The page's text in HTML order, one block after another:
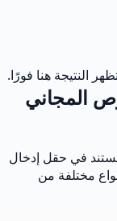
النتيجة هنا فورًا.
المجاني
في حقل إدخال
مختلفة من